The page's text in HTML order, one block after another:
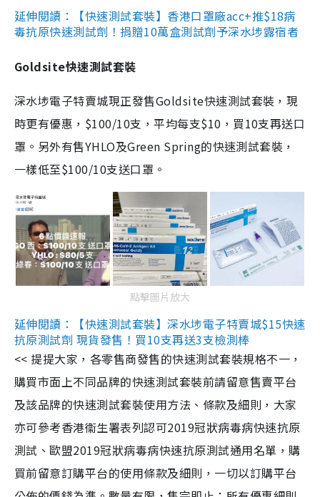
延伸閱讀：【快速測試套裝】香港口罩廠acc+推$18病
毒抗原快速測試劑！捐贈10萬盒測試劑予深水埗露宿者
Goldsite快速測試套裝
深水埗電子特賣城現正發售Goldsite快速測試套裝，現
時更有優惠，$100/10支，平均每支$10，買10支再送口
罩。另外有售YHLO及Green Spring的快速測試套裝，
一樣低至$100/10支送口罩。
點擊圖片放大
延伸閱讀：【快速測試套裝】深水埗電子特賣城$15快速
抗原測試劑 現貨發售！買10支再送3支檢測棒
<< 提提大家，各零售商發售的快速測試套裝規格不一，
購買市面上不同品牌的快速測試套裝前請留意售賣平台
及該品牌的快速測試套裝使用方法、條款及細則，大家
亦可參考香港衞生署表列認可2019冠狀病毒病快速抗原
測試、歐盟2019冠狀病毒病快速抗原測試通用名單，購
買前留意訂購平台的使用條款及細則，一切以訂購平台